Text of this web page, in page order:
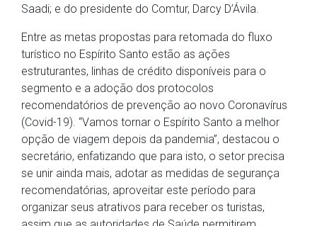
Saadi; e do presidente do Comtur, Darcy D’Ávila.
Entre as metas propostas para retomada do fluxo
turístico no Espírito Santo estão as ações
estruturantes, linhas de crédito disponíveis para o
segmento e a adoção dos protocolos
recomendatórios de prevenção ao novo Coronavírus
(Covid-19). “Vamos tornar o Espírito Santo a melhor
opção de viagem depois da pandemia”, destacou o
secretário, enfatizando que para isto, o setor precisa
se unir ainda mais, adotar as medidas de segurança
recomendatórias, aproveitar este período para
organizar seus atrativos para receber os turistas,